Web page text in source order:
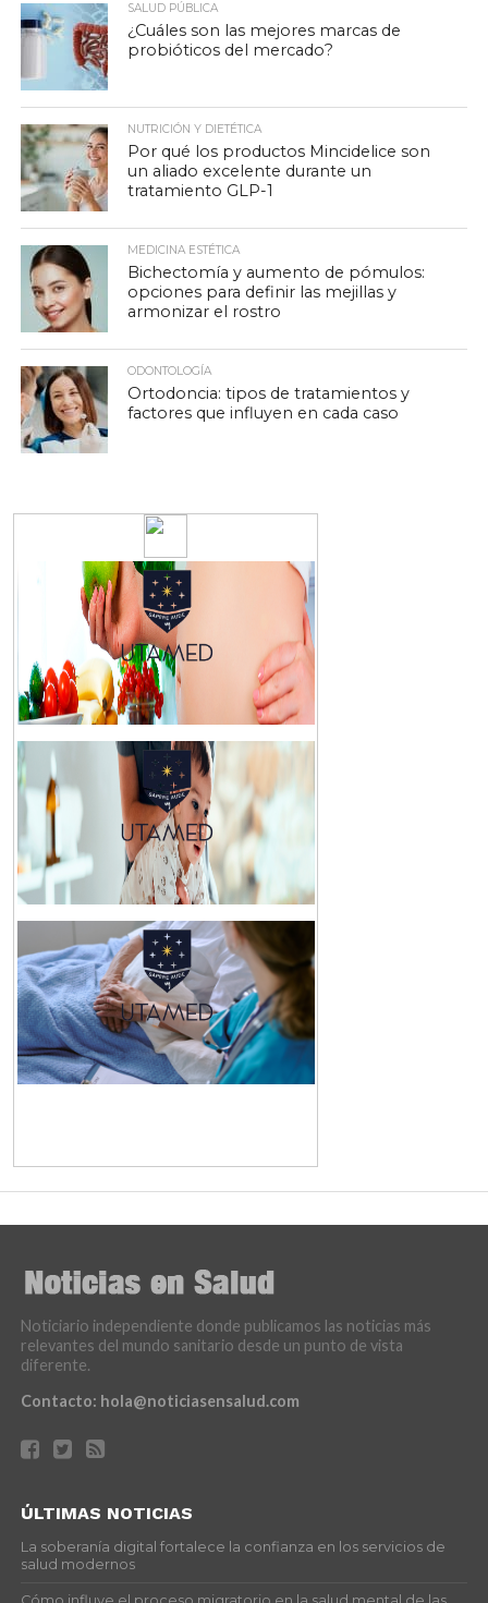
SALUD PÚBLICA
¿Cuáles son las mejores marcas de
probióticos del mercado?
NUTRICIÓN Y DIETÉTICA
Por qué los productos Mincidelice son
un aliado excelente durante un
tratamiento GLP-1
MEDICINA ESTÉTICA
Bichectomía y aumento de pómulos:
opciones para definir las mejillas y
armonizar el rostro
ODONTOLOGÍA
Ortodoncia: tipos de tratamientos y
factores que influyen en cada caso
Noticiario independiente donde publicamos las noticias más
relevantes del mundo sanitario desde un punto de vista
diferente.
Contacto: hola@noticiasensalud.com
ÚLTIMAS NOTICIAS
La soberanía digital fortalece la confianza en los servicios de
salud modernos